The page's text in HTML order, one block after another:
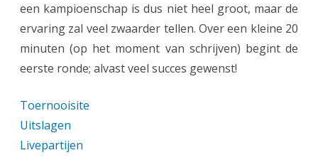
2
0
een kampioenschap is dus niet heel groot, maar de
ervaring zal veel zwaarder tellen. Over een kleine 20
minuten (op het moment van schrijven) begint de
eerste ronde; alvast veel succes gewenst!
Toernooisite
Uitslagen
Livepartijen